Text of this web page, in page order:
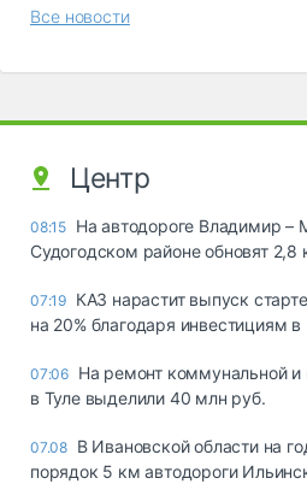
Все новости
Центр
08:15 На автодороге Владимир –
Судогодском районе обновят 2,8
07:19 КАЗ нарастит выпуск
на 20% благодаря инвестициям
07:06 На ремонт коммунальной и
в Туле выделили 40 млн руб.
07.08 В Ивановской области на
порядок 5 км автодороги